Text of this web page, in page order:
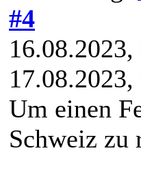
#4
16.08.2023,
Um einen
Schweiz zu